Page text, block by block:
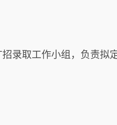
录取工作小组，负责拟